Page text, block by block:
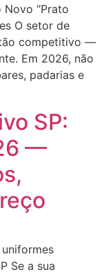
“Prato
O setor de
competitivo —
Em 2026, não
padarias e
SP:
—
Se a sua